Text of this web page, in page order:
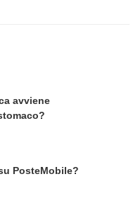
avviene
PosteMobile?